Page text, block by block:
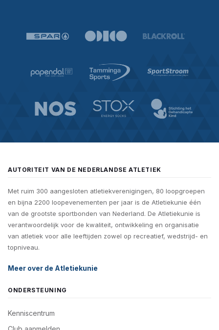
AUTORITEIT VAN DE NEDERLANDSE ATLETIEK
Met ruim 300 aangesloten atletiekverenigingen, 80 loopgroepen
en bijna 2200 loopevenementen per jaar is de Atletiekunie één
van de grootste sportbonden van Nederland. De Atletiekunie is
verantwoordelijk voor de kwaliteit, ontwikkeling en organisatie
van atletiek voor alle leeftijden zowel op recreatief, wedstrijd- en
topniveau.
Meer over de Atletiekunie
ONDERSTEUNING
Kenniscentrum